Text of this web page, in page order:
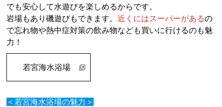
でも安心して水遊びを楽しめるからです。
岩場もあり磯遊びもできます。近くにはスーパーがあるの
で忘れ物や熱中症対策の飲み物なども買いに行けるのも魅
力！
若宮海水浴場
＜若宮海水浴場の魅力＞